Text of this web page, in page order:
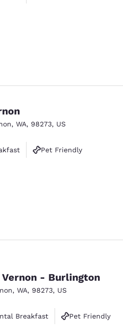
avaliações
, WA, 98273, US
Pet Friendly
avaliações
- Burlington
, WA, 98273, US
Breakfast
Pet Friendly